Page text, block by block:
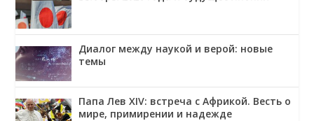
Диалог между наукой и верой: новые
темы
Папа Лев XIV: встреча с Африкой. Весть о
мире, примирении и надежде